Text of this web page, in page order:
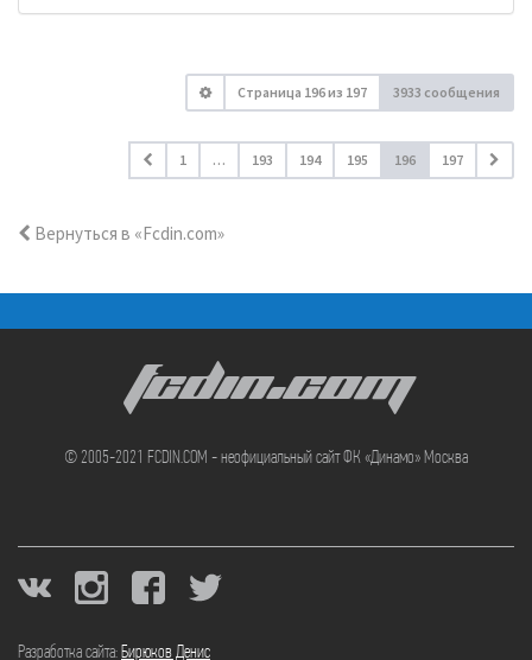
Страница 196из 197 3933 сообщения
1 … 193 194 195 196 197
Вернуться в «Fcdin.com»
FCDIN.COM
© 2005-2021 FCDIN.COM - неофициальный сайт ФК «Динамо» Москва
Разработка сайта: Бирюков Денис